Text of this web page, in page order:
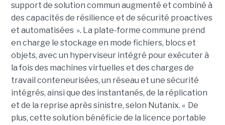
support de solution commun augmenté et combiné à
des capacités de résilience et de sécurité proactives
et automatisées ». La plate-forme commune prend
en charge le stockage en mode fichiers, blocs et
objets, avec un hyperviseur intégré pour exécuter à
la fois des machines virtuelles et des charges de
travail conteneurisées, un réseau et une sécurité
intégrés, ainsi que des instantanés, de la réplication
et de la reprise après sinistre, selon Nutanix. « De
plus, cette solution bénéficie de la licence portable